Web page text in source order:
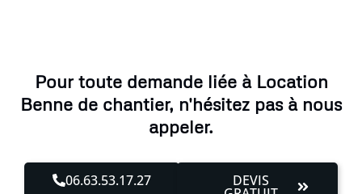
Pour toute demande liée à Location
Benne de chantier, n'hésitez pas à nous
appeler.
06.63.53.17.27 DEVIS